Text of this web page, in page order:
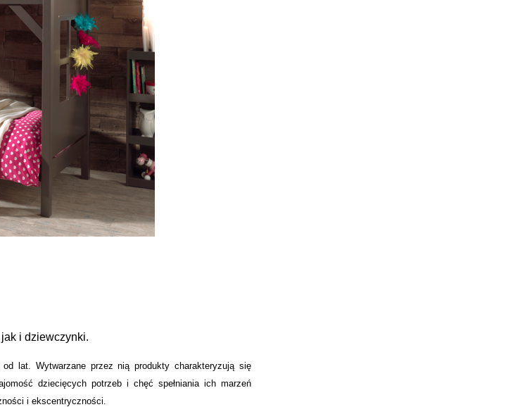
i dziewczynki.
lat. Wytwarzane przez nią produkty charakteryzują się
dziecięcych potrzeb i chęć spełniania ich marzeń
i ekscentryczności.